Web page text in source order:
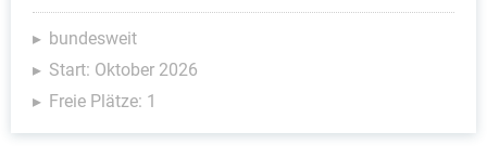
bundesweit
Start: Oktober 2026
Freie Plätze: 1